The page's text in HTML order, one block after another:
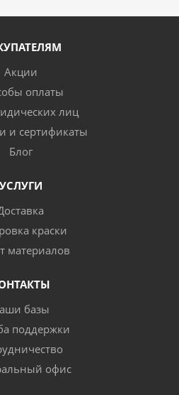
Акции
оплаты
лиц
и сертификаты
Блог
УСЛУГИ
краски
материалов
базы
поддержки
офис